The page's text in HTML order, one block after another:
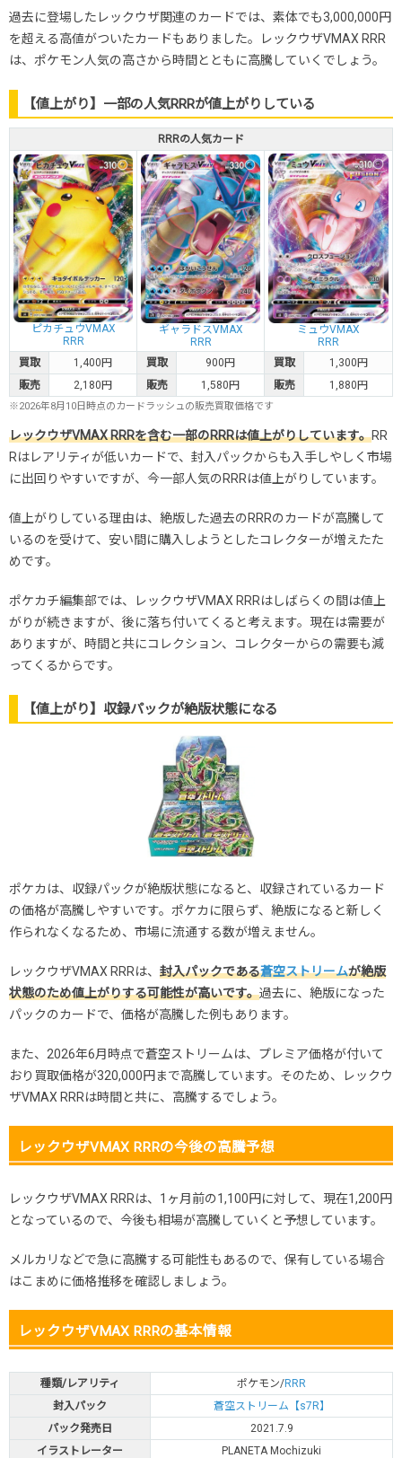
過去に登場したレックウザ関連のカードでは、素体でも3,000,000円
を超える高値がついたカードもありました。レックウザVMAX RRR
は、ポケモン人気の高さから時間とともに高騰していくでしょう。
【値上がり】一部の人気RRRが値上がりしている
RRRの人気カード
ピカチュウVMAX
RRR
ギャラドスVMAX
RRR
ミュウVMAX
RRR
買取
1,400円 買取 900円 買取
1,300円
販売
2,180円 販売 1,580円 販売 1,880円
※2026年8月10日時点のカードラッシュの販売買取価格です
レックウザVMAX RRRを含む一部のRRRは値上がりしています。RR
Rはレアリティが低いカードで、封入パックからも入手しやしく市場
に出回りやすいですが、今一部人気のRRRは値上がりしています。
値上がりしている理由は、絶版した過去のRRRのカードが高騰して
いるのを受けて、安い間に購入しようとしたコレクターが増えたた
めです。
ポケカチ編集部では、レックウザVMAX RRRはしばらくの間は値上
がりが続きますが、後に落ち付いてくると考えます。現在は需要が
ありますが、時間と共にコレクション、コレクターからの需要も減
ってくるからです。
【値上がり】収録パックが絶版状態になる
ポケカは、収録パックが絶版状態になると、収録されているカード
の価格が高騰しやすいです。ポケカに限らず、絶版になると新しく
作られなくなるため、市場に流通する数が増えません。
レックウザVMAX RRRは、 封入パックである蒼空ストリームが絶版
状態のため値上がりする可能性が高いです。過去に、絶版になった
パックのカードで、価格が高騰した例もあります。
また、2026年6月時点で蒼空ストリームは、プレミア価格が付いて
おり買取価格が320,000円まで高騰しています。そのため、レックウ
ザVMAX RRRは時間と共に、高騰するでしょう。
レックウザVMAX RRRの今後の高騰予想
レックウザVMAX RRRは、1ヶ月前の1,100円に対して、現在1,200円
となっているので、今後も相場が高騰していくと予想しています。
メルカリなどで急に高騰する可能性もあるので、保有している場合
はこまめに価格推移を確認しましょう。
レックウザVMAX RRRの基本情報
種類/レアリティ ポケモン/RRR
封入パック
蒼空ストリーム【s7R】
パック発売日
2021.7.9
イラストレーター
PLANETA Mochizuki